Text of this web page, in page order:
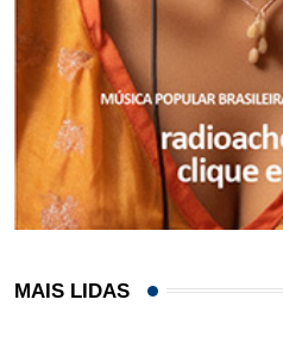
MAIS LIDAS